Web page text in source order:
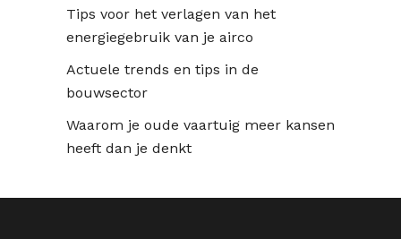
Tips voor het verlagen van het
energiegebruik van je airco
Actuele trends en tips in de
bouwsector
Waarom je oude vaartuig meer kansen
heeft dan je denkt